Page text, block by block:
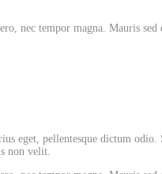
nec tempor magna. Mauris
eget, pellentesque dictum odio.
non velit.